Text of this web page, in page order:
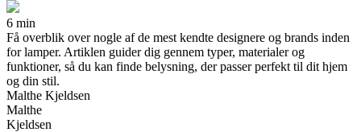
6 min
Få overblik over nogle af de mest kendte designere og brands inden
for lamper. Artiklen guider dig gennem typer, materialer og
funktioner, så du kan finde belysning, der passer perfekt til dit hjem
og din stil.
Malthe Kjeldsen
Malthe
Kjeldsen